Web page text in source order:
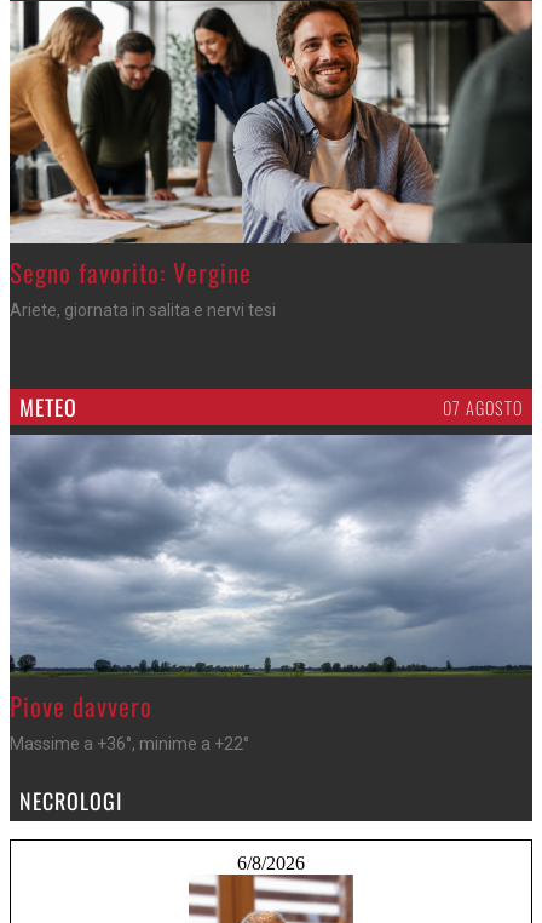
>
Segno favorito: Vergine
Ariete, giornata in salita e nervi tesi
METEO 07 AGOSTO
>
Piove davvero
Massime a +36°, minime a +22°
NECROLOGI
6/8/2026